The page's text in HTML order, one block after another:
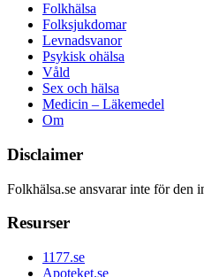
Folkhälsa
Folksjukdomar
Levnadsvanor
Psykisk ohälsa
Våld
Sex och hälsa
Medicin – Läkemedel
Om
Disclaimer
Folkhälsa.se ansvarar inte för den
Resurser
1177.se
Apoteket.se